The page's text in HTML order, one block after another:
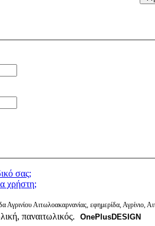
σας;
χρήστη;
Αγρινίου Αιτωλοακαρνανίας, εφημερίδα, Αγρίνιο,
παναιτωλικός.
OnePlusDESIGN